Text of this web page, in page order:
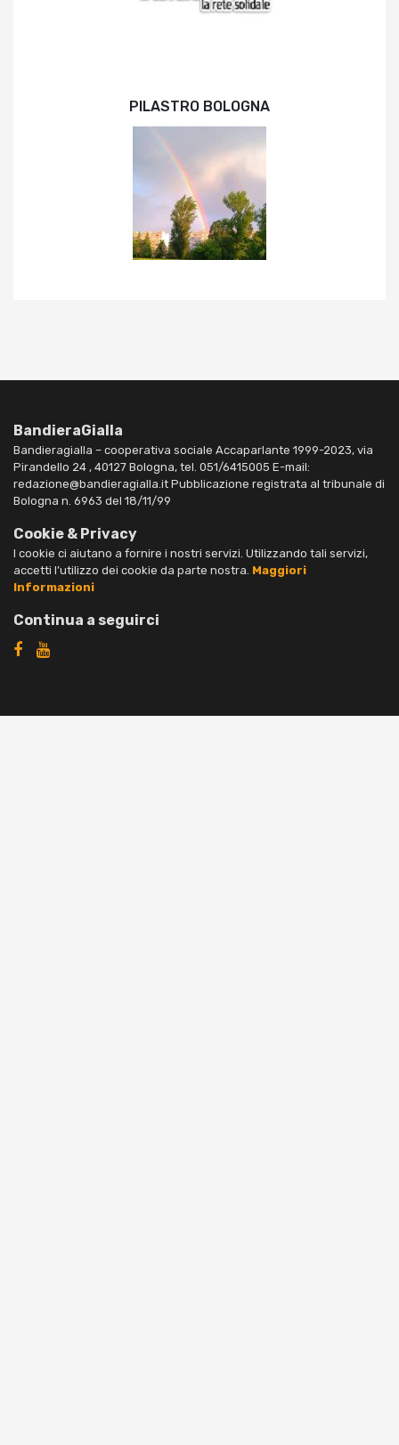
PILASTRO BOLOGNA
BandieraGialla
Bandieragialla – cooperativa sociale Accaparlante 1999-2023, via
Pirandello 24 , 40127 Bologna, tel. 051/6415005 E-mail:
redazione@bandieragialla.it Pubblicazione registrata al tribunale di
Bologna n. 6963 del 18/11/99
Cookie & Privacy
I cookie ci aiutano a fornire i nostri servizi. Utilizzando tali servizi,
accetti l’utilizzo dei cookie da parte nostra. Maggiori
Informazioni
Continua a seguirci